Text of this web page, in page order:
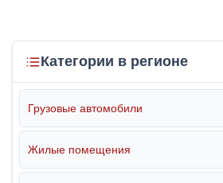
Категории в регионе
Грузовые автомобили
Жилые помещения